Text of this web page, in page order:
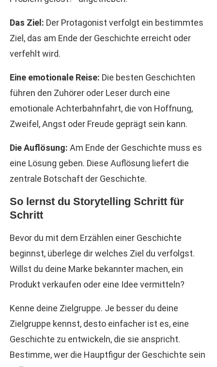
Das Ziel: Der Protagonist verfolgt ein bestimmtes
Ziel, das am Ende der Geschichte erreicht oder
verfehlt wird.
Eine emotionale Reise: Die besten Geschichten
führen den Zuhörer oder Leser durch eine
emotionale Achterbahnfahrt, die von Hoffnung,
Zweifel, Angst oder Freude geprägt sein kann.
Die Auflösung: Am Ende der Geschichte muss es
eine Lösung geben. Diese Auflösung liefert die
zentrale Botschaft der Geschichte.
So lernst du Storytelling Schritt für
Schritt
Bevor du mit dem Erzählen einer Geschichte
beginnst, überlege dir welches Ziel du verfolgst.
Willst du deine Marke bekannter machen, ein
Produkt verkaufen oder eine Idee vermitteln?
Kenne deine Zielgruppe. Je besser du deine
Zielgruppe kennst, desto einfacher ist es, eine
Geschichte zu entwickeln, die sie anspricht.
Bestimme, wer die Hauptfigur der Geschichte sein